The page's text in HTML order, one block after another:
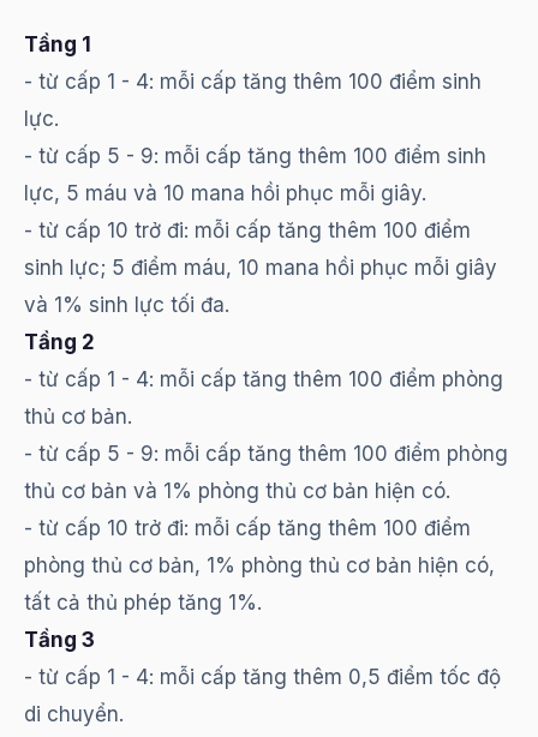
Tầng 1
- từ cấp 1 - 4: mỗi cấp tăng thêm 100 điểm sinh
lực.
- từ cấp 5 - 9: mỗi cấp tăng thêm 100 điểm sinh
lực, 5 máu và 10 mana hồi phục mỗi giây.
- từ cấp 10 trở đi: mỗi cấp tăng thêm 100 điểm
sinh lực; 5 điểm máu, 10 mana hồi phục mỗi giây
và 1% sinh lực tối đa.
Tầng 2
- từ cấp 1 - 4: mỗi cấp tăng thêm 100 điểm phòng
thủ cơ bản.
- từ cấp 5 - 9: mỗi cấp tăng thêm 100 điểm phòng
thủ cơ bản và 1% phòng thủ cơ bản hiện có.
- từ cấp 10 trở đi: mỗi cấp tăng thêm 100 điểm
phòng thủ cơ bản, 1% phòng thủ cơ bản hiện có,
tất cả thủ phép tăng 1%.
Tầng 3
- từ cấp 1 - 4: mỗi cấp tăng thêm 0,5 điểm tốc độ
di chuyển.